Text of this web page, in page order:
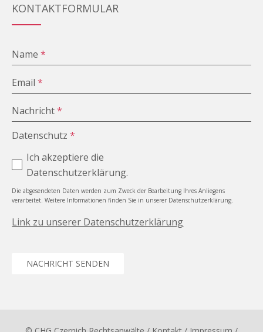
KONTAKTFORMULAR
Name*
Email*
Nachricht*
Datenschutz*
Ich akzeptiere die
Datenschutzerklärung.
Die abgesendeten Daten werden zum Zweck der Bearbeitung Ihres Anliegens
verarbeitet. Weitere Informationen finden Sie in unserer Datenschutzerklärung.
Link zu unserer Datenschutzerklärung
NACHRICHT SENDEN